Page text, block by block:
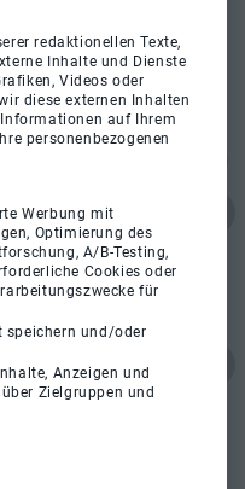
redaktionellen Texte,
Inhalte und Dienste
Videos oder
diese externen Inhalten
auf Ihrem
personenbezogenen
Werbung mit
Optimierung des
A/B-Testing,
Cookies oder
für
speichern und/oder
Anzeigen und
Zielgruppen und